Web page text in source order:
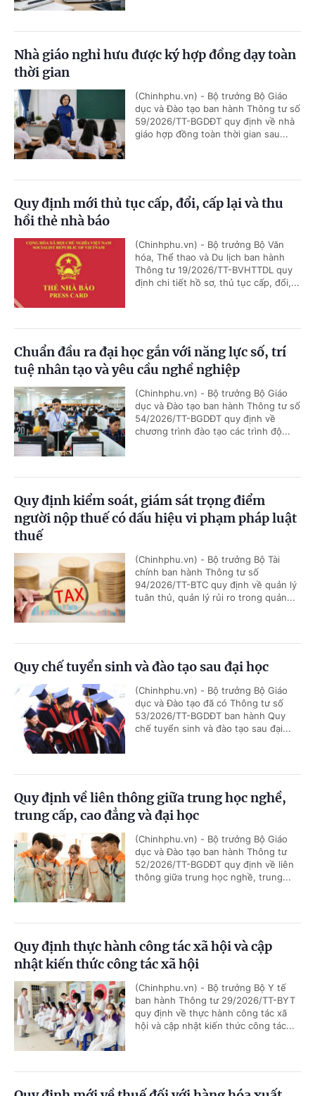
Nhà giáo nghỉ hưu được ký hợp đồng dạy toàn
thời gian
(Chinhphu.vn) - Bộ trưởng Bộ Giáo
dục và Đào tạo ban hành Thông tư số
59/2026/TT-BGDĐT quy định về nhà
giáo hợp đồng toàn thời gian sau...
Quy định mới thủ tục cấp, đổi, cấp lại và thu
hồi thẻ nhà báo
(Chinhphu.vn) - Bộ trưởng Bộ Văn
hóa, Thể thao và Du lịch ban hành
Thông tư 19/2026/TT-BVHTTDL quy
định chi tiết hồ sơ, thủ tục cấp, đổi,...
Chuẩn đầu ra đại học gắn với năng lực số, trí
tuệ nhân tạo và yêu cầu nghề nghiệp
(Chinhphu.vn) - Bộ trưởng Bộ Giáo
dục và Đào tạo ban hành Thông tư số
54/2026/TT-BGDĐT quy định về
chương trình đào tạo các trình độ...
Quy định kiểm soát, giám sát trọng điểm
người nộp thuế có dấu hiệu vi phạm pháp luật
thuế
(Chinhphu.vn) - Bộ trưởng Bộ Tài
chính ban hành Thông tư số
94/2026/TT-BTC quy định về quản lý
tuân thủ, quản lý rủi ro trong quản...
Quy chế tuyển sinh và đào tạo sau đại học
(Chinhphu.vn) - Bộ trưởng Bộ Giáo
dục và Đào tạo đã có Thông tư số
53/2026/TT-BGDĐT ban hành Quy
chế tuyển sinh và đào tạo sau đại...
Quy định về liên thông giữa trung học nghề,
trung cấp, cao đẳng và đại học
(Chinhphu.vn) - Bộ trưởng Bộ Giáo
dục và Đào tạo ban hành Thông tư
52/2026/TT-BGDĐT quy định về liên
thông giữa trung học nghề, trung...
Quy định thực hành công tác xã hội và cập
nhật kiến thức công tác xã hội
(Chinhphu.vn) - Bộ trưởng Bộ Y tế
ban hành Thông tư 29/2026/TT-BYT
quy định về thực hành công tác xã
hội và cập nhật kiến thức công tác...